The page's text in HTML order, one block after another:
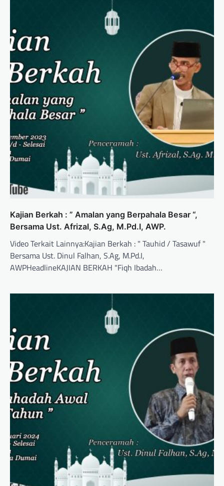
Kajian Berkah : ” Amalan yang Berpahala Besar “,
Bersama Ust. Afrizal, S.Ag, M.Pd.I, AWP.
Video Terkait Lainnya:Kajian Berkah : " Tauhid / Tasawuf "
Bersama Ust. Dinul Falhan, S.Ag, M.Pd.I,
AWPHeadlineKAJIAN BERKAH "Fiqh Ibadah…